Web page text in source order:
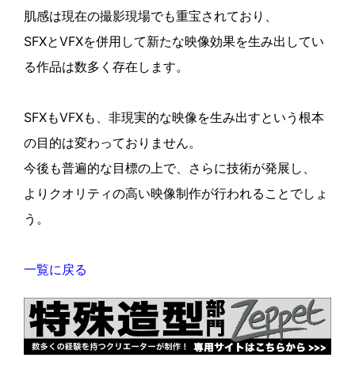
肌感は現在の撮影現場でも重宝されており、
SFXとVFXを併用して新たな映像効果を生み出してい
る作品は数多く存在します。
SFXもVFXも、非現実的な映像を生み出すという根本
の目的は変わっておりません。
今後も普遍的な目標の上で、さらに技術が発展し、
よりクオリティの高い映像制作が行われることでしょ
う。
一覧に戻る